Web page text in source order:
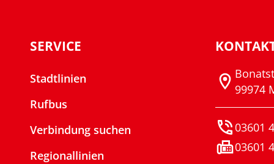
SERVICE
Stadtlinien
Rufbus
Verbindung suchen
Regionallinien
99974
03601
03601